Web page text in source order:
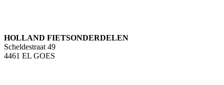
HOLLAND FIETSONDERDELEN
Scheldestraat 49
4461 EL GOES